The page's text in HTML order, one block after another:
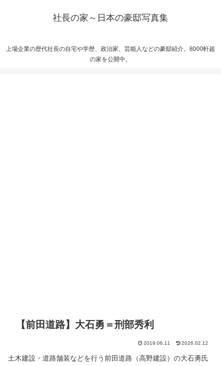
社長の家～日本の豪邸写真集
上場企業の歴代社長の自宅や学歴、政治家、芸能人などの豪邸紹介。8000軒超
の家を公開中。
【前田道路】大石勇＝刑部秀利
2019.06.11 2026.02.12
土木建設・道路舗装などを行う前田道路（高野建設）の大石勇氏